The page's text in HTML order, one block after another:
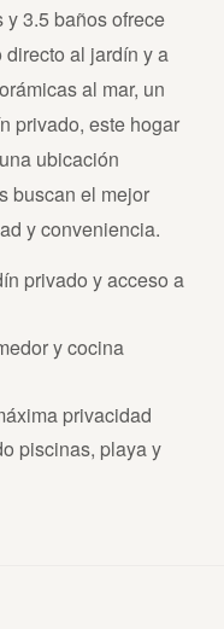
y 3.5 baños ofrece
directo al jardín y a
al mar, un
privado, este hogar
ubicación
buscan el mejor
y conveniencia.
privado y acceso a
y cocina
privacidad
piscinas, playa y